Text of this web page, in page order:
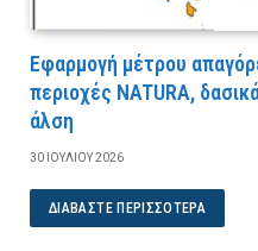
Εφαρμογή μέτρου
περιοχές NATURA,
άλση
30 ΙΟΥΛΊΟΥ 2026
ΔΙΑΒΆΣΤΕ ΠΕΡΙΣΣΌΤΕΡΑ